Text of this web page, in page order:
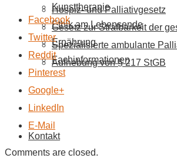
Kunsttherapie
Ethik am Lebensende
Ernährung
Fachinformationen
Hospiz- und Palliativgesetz
Gesetz zur Strafbarkeit der
Spezialisierte ambulante
Aufhebung von § 217 StGB
Kontakt
Facebook
Twitter
Reddit
Pinterest
Google+
LinkedIn
E-Mail
Comments are closed.